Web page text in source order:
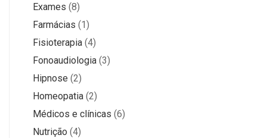
Exames (8)
Farmácias (1)
Fisioterapia (4)
Fonoaudiologia (3)
Hipnose (2)
Homeopatia (2)
Médicos e clínicas (6)
Nutrição (4)